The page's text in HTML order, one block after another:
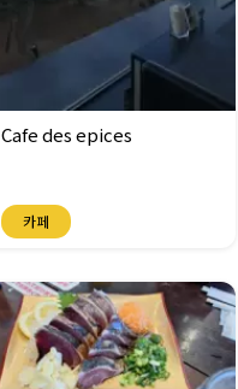
Cafe des epices
카페